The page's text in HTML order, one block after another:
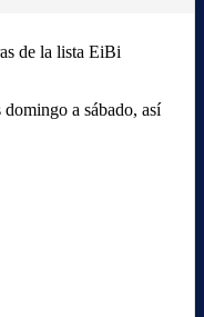
de la lista EiBi
domingo a sábado, así